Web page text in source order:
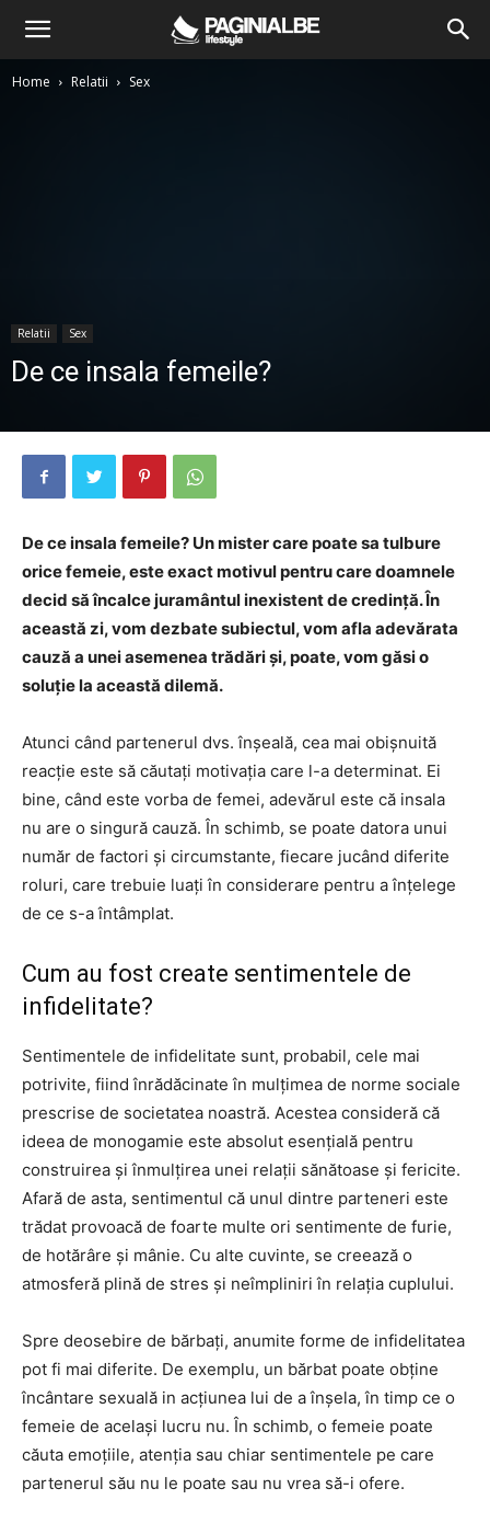
Home Relatii Sex
Relatii Sex
De ce insala femeile?
De ce insala femeile? Un mister care poate sa tulbure
orice femeie, este exact motivul pentru care doamnele
decid să încalce juramântul inexistent de credință. În
această zi, vom dezbate subiectul, vom afla adevărata
cauză a unei asemenea trădări și, poate, vom găsi o
soluție la această dilemă.
Atunci când partenerul dvs. înșeală, cea mai obișnuită
reacție este să căutați motivația care l-a determinat. Ei
bine, când este vorba de femei, adevărul este că insala
nu are o singură cauză. În schimb, se poate datora unui
număr de factori și circumstante, fiecare jucând diferite
roluri, care trebuie luați în considerare pentru a înțelege
de ce s-a întâmplat.
Cum au fost create sentimentele de
infidelitate?
Sentimentele de infidelitate sunt, probabil, cele mai
potrivite, fiind înrădăcinate în mulțimea de norme sociale
prescrise de societatea noastră. Acestea consideră că
ideea de monogamie este absolut esențială pentru
construirea și înmulțirea unei relații sănătoase și fericite.
Afară de asta, sentimentul că unul dintre parteneri este
trădat provoacă de foarte multe ori sentimente de furie,
de hotărâre și mânie. Cu alte cuvinte, se creează o
atmosferă plină de stres și neîmpliniri în relația cuplului.
Spre deosebire de bărbați, anumite forme de infidelitatea
pot fi mai diferite. De exemplu, un bărbat poate obține
încântare sexuală in acțiunea lui de a înșela, în timp ce o
femeie de același lucru nu. În schimb, o femeie poate
căuta emoțiile, atenția sau chiar sentimentele pe care
partenerul său nu le poate sau nu vrea să-i ofere.